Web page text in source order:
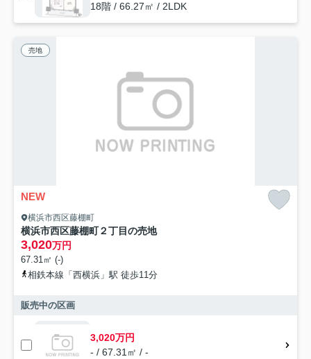
18階 / 66.27㎡ / 2LDK
売地
NEW
横浜市西区藤棚町
横浜市西区藤棚町２丁目の売地
3,020万円
67.31㎡ (-)
相鉄本線「西横浜」駅 徒歩11分
販売中の区画
3,020万円
- / 67.31㎡ / -